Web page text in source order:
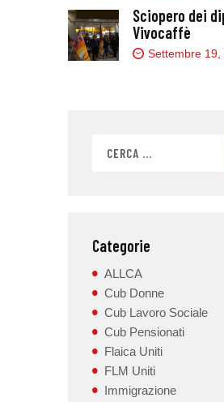
Sciopero dei
Vivocaffè
Settembre 19,
Categorie
ALLCA
Cub Donne
Cub Lavoro Sociale
Cub Pensionati
Flaica Uniti
FLM Uniti
Immigrazione